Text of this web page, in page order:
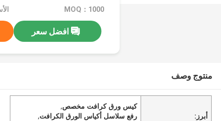
MOQ：1000
افضل سعر
منتوج وصف
أبرز:
كيس ورق كرافت مخصص,
رفع سلاسل أكياس الورق الكرافت,